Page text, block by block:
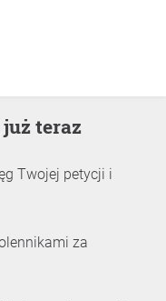
już teraz
Twojej petycji i
za